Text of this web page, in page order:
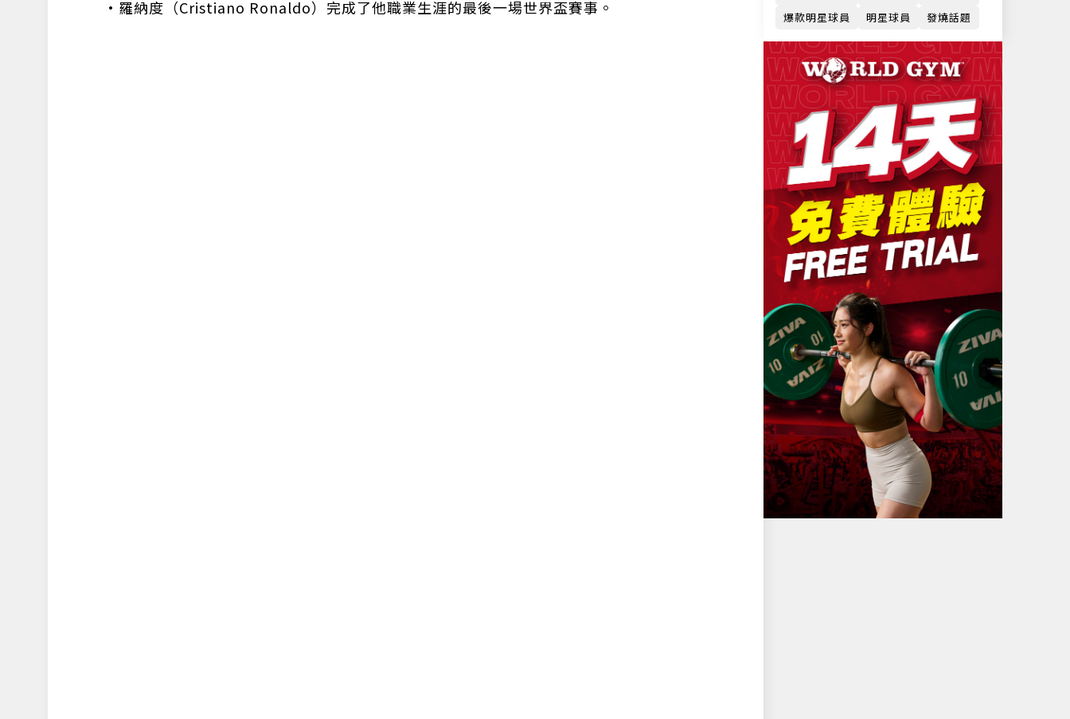
·羅納度（Cristiano Ronaldo）完成了他職業生涯的最後一場世界盃賽事。
爆款明星球員
明星球員 發燒話題